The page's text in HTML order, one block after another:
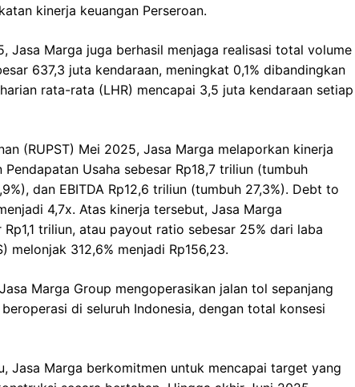
kinerja keuangan Perseroan.
Jasa Marga juga berhasil menjaga realisasi total volume
637,3 juta kendaraan, meningkat 0,1% dibandingkan
rata-rata (LHR) mencapai 3,5 juta kendaraan setiap
(RUPST) Mei 2025, Jasa Marga melaporkan kinerja
Usaha sebesar Rp18,7 triliun (tumbuh
dan EBITDA Rp12,6 triliun (tumbuh 27,3%). Debt to
4,7x. Atas kinerja tersebut, Jasa Marga
triliun, atau payout ratio sebesar 25% dari laba
melonjak 312,6% menjadi Rp156,23.
Marga Group mengoperasikan jalan tol sepanjang
di seluruh Indonesia, dengan total konsesi
Jasa Marga berkomitmen untuk mencapai target yang